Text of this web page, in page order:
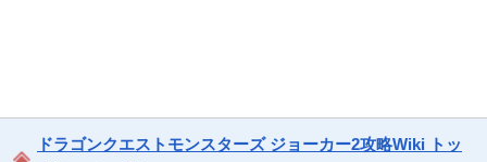
ドラゴンクエストモンスターズ ジョーカー2攻略Wiki トッ